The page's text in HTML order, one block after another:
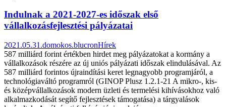
Indulnak a 2021-2027-es időszak első
vállalkozásfejlesztési pályázatai
2021.05.31.domokos.blucronHírek
587 milliárd forint értékben hirdet meg pályázatokat a kormány a
vállalkozások részére az új uniós pályázati időszak elindulásával. Az
587 milliárd forintos újraindítási keret legnagyobb programjáról, a
technológiaváltó programról (GINOP Plusz 1.2.1-21 A mikro-, kis-
és középvállalkozások modern üzleti és termelési kihívásokhoz való
alkalmazkodását segítő fejlesztések támogatása) a tárgyalások